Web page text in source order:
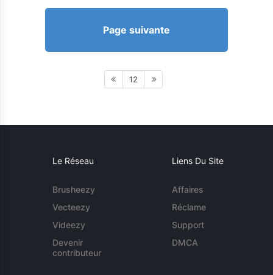
Page suivante
12
Le Réseau
Brusheezy
Vecteezy
Videezy
Devenir
contributeur
Liens Du Site
Affaires
Réclame
Support
DMCA